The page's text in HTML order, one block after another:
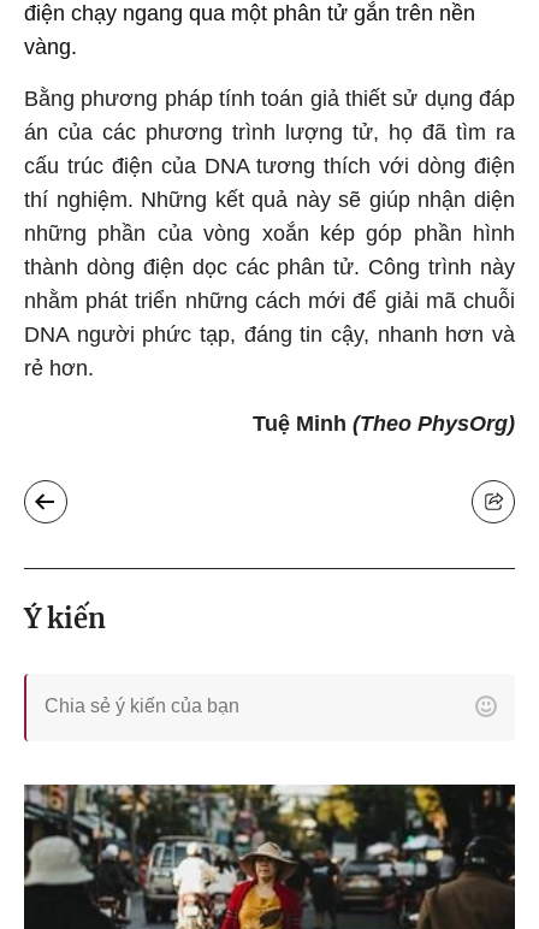
điện chạy ngang qua một phân tử gắn trên nền
vàng.
Bằng phương pháp tính toán giả thiết sử dụng đáp
án của các phương trình lượng tử, họ đã tìm ra
cấu trúc điện của DNA tương thích với dòng điện
thí nghiệm. Những kết quả này sẽ giúp nhận diện
những phần của vòng xoắn kép góp phần hình
thành dòng điện dọc các phân tử. Công trình này
nhằm phát triển những cách mới để giải mã chuỗi
DNA người phức tạp, đáng tin cậy, nhanh hơn và
rẻ hơn.
Tuệ Minh (Theo PhysOrg)
Ý kiến